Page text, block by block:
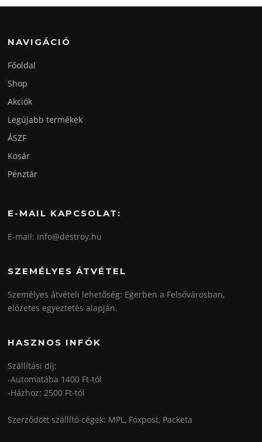
NAVIGÁCIÓ
Főoldal
Shop
Akciók
Legújabb termékek
ÁSZF
Kosár
Pénztár
E-MAIL KAPCSOLAT:
E-mail: info@destroy.hu
SZEMÉLYES ÁTVÉTEL
Személyes átvételi lehetőség: Egerben a Felsővárosban,
előzetes egyeztetés alapján.
HASZNOS INFÓK
Szállítási díj:
-Automatába 1400 Ft-tól
-Házhoz: 2500 Ft-tól
Szerződött szállító cégek: MPL, Foxpost, Packeta